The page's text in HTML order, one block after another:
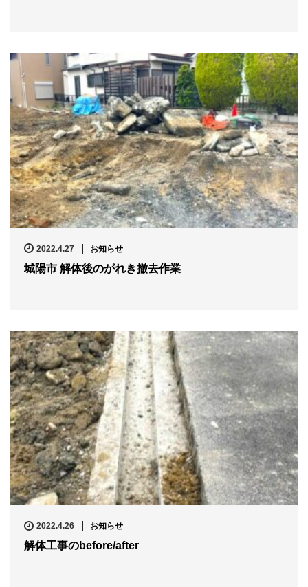
2022.4.27 お知らせ
城陽市 解体後のがれき撤去作業
2022.4.26 お知らせ
解体工事のbefore/after